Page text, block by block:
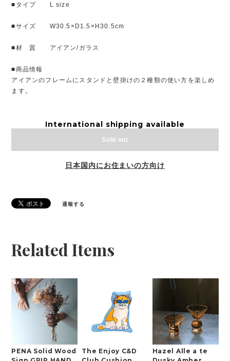
■タイプ L size
■サイズ W30.5×D1.5×H30.5cm
■材 質 アイアン/ガラス
■商品情報
アイアンのフレームにスタンドと壁掛けの２種類の使い方を楽しめ
ます。
International shipping available
Sold out
日本国内にお住まいの方向け
通報する
Related Items
PENA Solid Wood
The Enjoy C&D
Hazel Alle a te